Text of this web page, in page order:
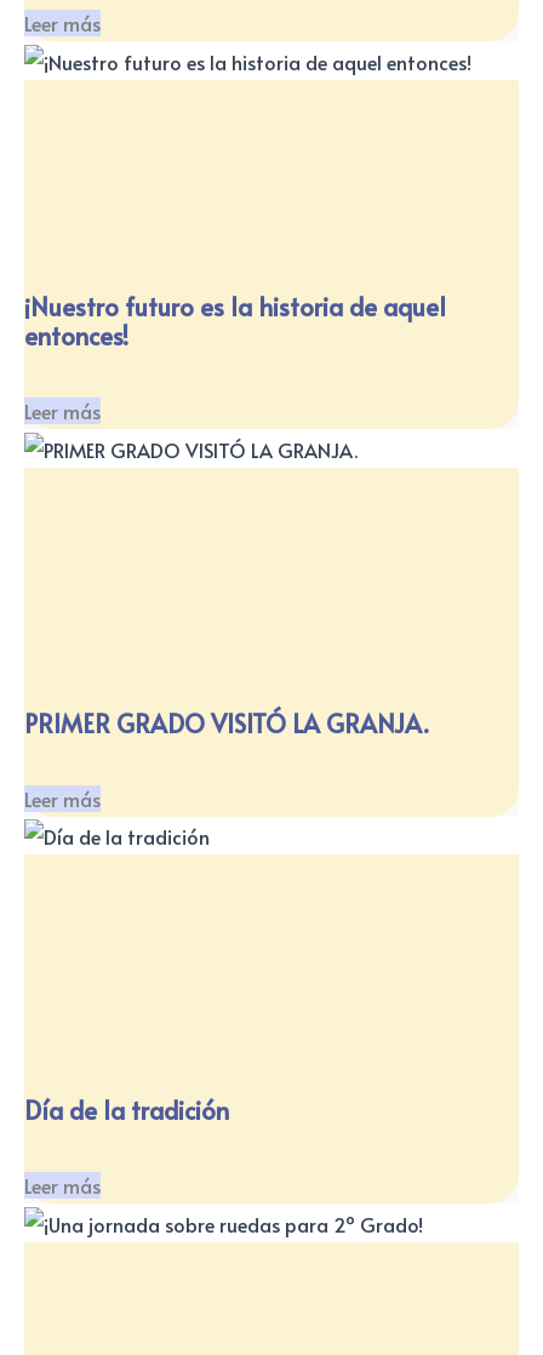
Leer más
¡Nuestro futuro es la historia de aquel
entonces!
Leer más
PRIMER GRADO VISITÓ LA GRANJA.
Leer más
Día de la tradición
Leer más